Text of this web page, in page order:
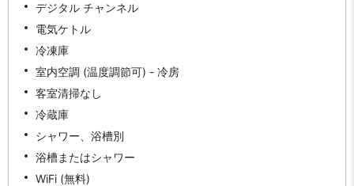
デジタル チャンネル
電気ケトル
冷凍庫
室内空調 (温度調節可) - 冷房
客室清掃なし
冷蔵庫
シャワー、浴槽別
浴槽またはシャワー
WiFi (無料)